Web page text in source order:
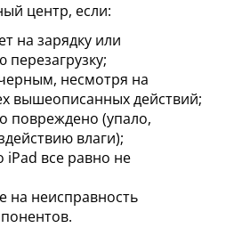
центр, если:
на зарядку или
перезагрузку;
несмотря на
вышеописанных действий;
повреждено (упало,
влаги);
iPad все равно не
на неисправность